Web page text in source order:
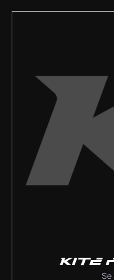
KITE
Se